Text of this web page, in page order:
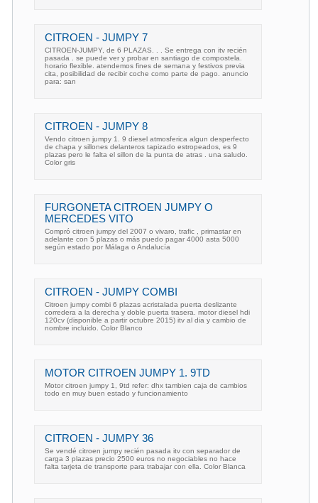
CITROEN - JUMPY 7
CITROEN-JUMPY, de 6 PLAZAS. . . Se entrega con itv recién
pasada . se puede ver y probar en santiago de compostela.
horario flexible. atendemos fines de semana y festivos previa
cita, posibilidad de recibir coche como parte de pago. anuncio
para: san
CITROEN - JUMPY 8
Vendo citroen jumpy 1. 9 diesel atmosferica algun desperfecto
de chapa y sillones delanteros tapizado estropeados, es 9
plazas pero le falta el sillon de la punta de atras . una saludo.
Color gris
FURGONETA CITROEN JUMPY O
MERCEDES VITO
Compró citroen jumpy del 2007 o vivaro, trafic , primastar en
adelante con 5 plazas o más puedo pagar 4000 asta 5000
según estado por Málaga o Andalucía
CITROEN - JUMPY COMBI
Citroen jumpy combi 6 plazas acristalada puerta deslizante
corredera a la derecha y doble puerta trasera. motor diesel hdi
120cv (disponible a partir octubre 2015) itv al dia y cambio de
nombre incluido. Color Blanco
MOTOR CITROEN JUMPY 1. 9TD
Motor citroen jumpy 1, 9td refer: dhx tambien caja de cambios
todo en muy buen estado y funcionamiento
CITROEN - JUMPY 36
Se vendé citroen jumpy recién pasada itv con separador de
carga 3 plazas precio 2500 euros no negociables no hace
falta tarjeta de transporte para trabajar con ella. Color Blanca